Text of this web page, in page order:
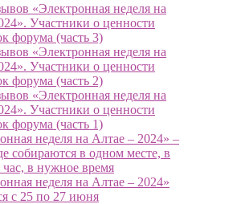
«Электронная неделя на
Участники о ценности
форума (часть 3)
«Электронная неделя на
Участники о ценности
форума (часть 2)
«Электронная неделя на
Участники о ценности
форума (часть 1)
неделя на Алтае – 2024» –
собираются в одном месте, в
в нужное время
неделя на Алтае – 2024»
с 25 по 27 июня